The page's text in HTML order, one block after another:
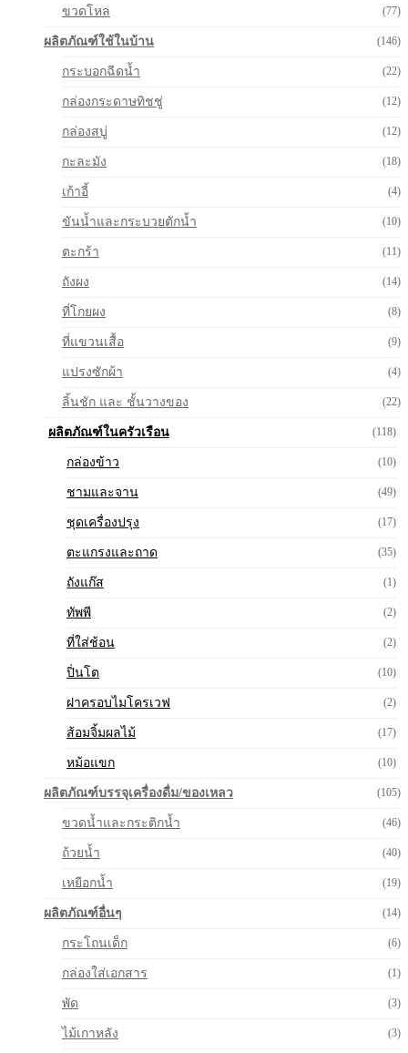
ขวดโหล (77)
ผลิตภัณฑ์ใช้ในบ้าน (146)
กระบอกฉีดน้ำ (22)
กล่องกระดาษทิชชู่ (12)
กล่องสบู่ (12)
กะละมัง (18)
เก้าอี้ (4)
ขันน้ำและกระบวยตักน้ำ (10)
ตะกร้า (11)
ถังผง (14)
ที่โกยผง (8)
ที่แขวนเสื้อ (9)
แปรงซักผ้า (4)
ลิ้นชัก และ ชั้นวางของ (22)
ผลิตภัณฑ์ในครัวเรือน (118)
กล่องข้าว (10)
ชามและจาน (49)
ชุดเครื่องปรุง (17)
ตะแกรงและถาด (35)
ถังแก๊ส (1)
ทัพพี (2)
ที่ใส่ช้อน (2)
ปิ่นโต (10)
ฝาครอบไมโครเวฟ (2)
ส้อมจิ้มผลไม้ (17)
หม้อแขก (10)
ผลิตภัณฑ์บรรจุเครื่องดื่ม/ของเหลว (105)
ขวดน้ำและกระติกน้ำ (46)
ถ้วยน้ำ (40)
เหยือกน้ำ (19)
ผลิตภัณฑ์อื่นๆ (14)
กระโถนเด็ก (6)
กล่องใส่เอกสาร (1)
พัด (3)
ไม้เกาหลัง (3)